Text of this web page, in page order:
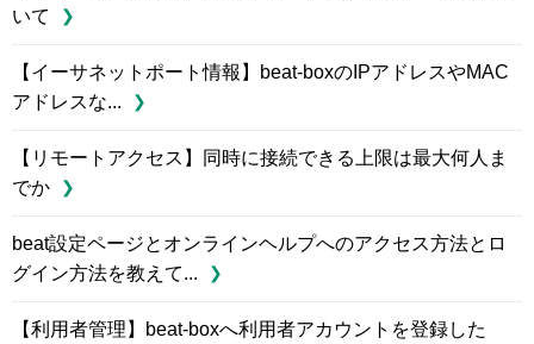
いて
【イーサネットポート情報】beat-boxのIPアドレスやMAC
アドレスな...
【リモートアクセス】同時に接続できる上限は最大何人ま
でか
beat設定ページとオンラインヘルプへのアクセス方法とロ
グイン方法を教えて...
【利用者管理】beat-boxへ利用者アカウントを登録した